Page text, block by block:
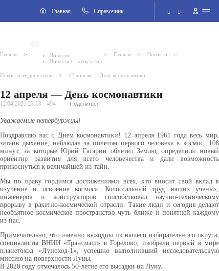
Главная Cправочник
Версия для слабовидящих
Поиск по сайту
Главная >
Новости
Новости от депутатов
> Главная > Новости >
Новости от депутатов > 12 апреля — День космонавтики
12 апреля — День космонавтики
12.04.2021 23:18 494 Поделиться
Уважаемые петербуржцы!
Поздравляю вас с Днем космонавтики! 12 апреля 1961 года весь мир,
затаив дыхание, наблюдал за полетом первого человека в космос. 108
минут, за которые Юрий Гагарин облетел Землю, определили новый
ориентир развития для всего человечества и дали возможность
прикоснуться к величайшей из тайн.
Мы по праву гордимся достижениями всех, кто вносит свой вклад в
изучение и освоение космоса. Колоссальный труд наших ученых,
инженеров и конструкторов способствовал научно-техническому
прорыву в ракетно-космической отрасли. Такие люди и сегодня делают
необъятное космическое пространство чуть ближе и понятней каждому
из нас.
Примечательно, что именно выходцы из нашего избирательного округа,
специалисты ВНИИ «Трансмаш» в Горелово, изобрели первый в мире
планетоход «Луноход-1», успешно выполнивший исследовательскую
миссию на поверхности Луны.
В 2020 году отмечалось 50-летие его высадки на Луну.